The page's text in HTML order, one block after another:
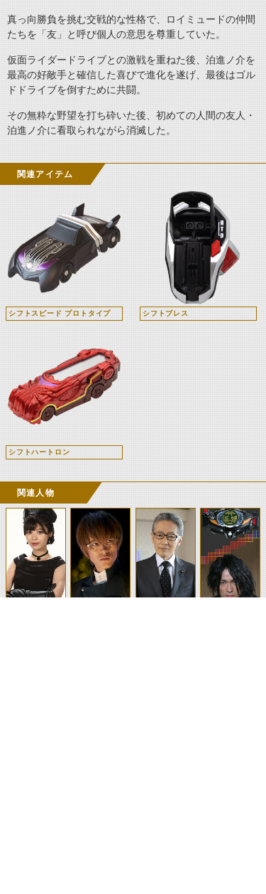
真っ向勝負を挑む交戦的な性格で、ロイミュードの仲間
たちを「友」と呼び個人の意思を尊重していた。
仮面ライダードライブとの激戦を重ねた後、泊進ノ介を
最高の好敵手と確信した喜びで進化を遂げ、最後はゴル
ドドライブを倒すために共闘。
その無粋な野望を打ち砕いた後、初めての人間の友人・
泊進ノ介に看取られながら消滅した。
関連アイテム
シフトスピード プロトタイプ シフトブレス
シフトハートロン
関連人物